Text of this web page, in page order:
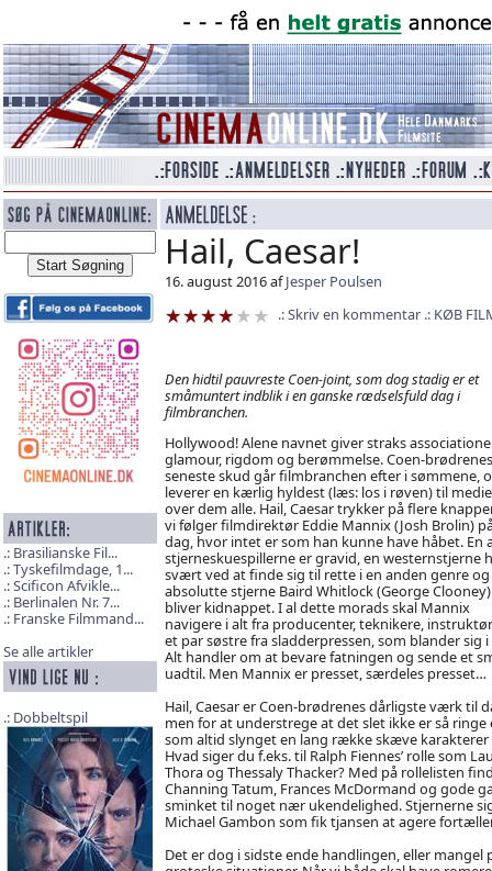
Brasilianske Fil...
Tyskefilmdage, 1...
Scificon Afvikle...
Berlinalen Nr. 7...
Franske Filmmand...
Se alle artikler
Dobbeltspil
Hail, Caesar!
16. august 2016 afJesper Poulsen
Skriv en kommentar
KØB
Den hidtil pauvreste Coen-joint, som dog stadig er et
småmuntert indblik i en ganske rædselsfuld dag i
filmbranchen.
Hollywood! Alene navnet giver straks
glamour, rigdom og berømmelse. Coen-brødrenes
seneste skud går filmbranchen efter i sømmene,
leverer en kærlig hyldest (læs: los i røven) til
over dem alle. Hail, Caesar trykker på flere
vi følger filmdirektør Eddie Mannix (Josh Brolin)
dag, hvor intet er som han kunne have håbet. En
stjerneskuespillerne er gravid, en westernstjerne
svært ved at finde sig til rette i en anden genre
absolutte stjerne Baird Whitlock (George Clooney)
bliver kidnappet. I al dette morads skal Mannix
navigere i alt fra producenter, teknikere,
et par søstre fra sladderpressen, som blander sig i
Alt handler om at bevare fatningen og sende et
uadtil. Men Mannix er presset, særdeles presset…
Hail, Caesar er Coen-brødrenes dårligste værk til
men for at understrege at det slet ikke er så ringe
som altid slynget en lang række skæve
Hvad siger du f.eks. til Ralph Fiennes’ rolle som
Thora og Thessaly Thacker? Med på rollelisten
Channing Tatum, Frances McDormand og gode
sminket til noget nær ukendelighed. Stjernerne
Michael Gambon som fik tjansen at agere
Det er dog i sidste ende handlingen, eller